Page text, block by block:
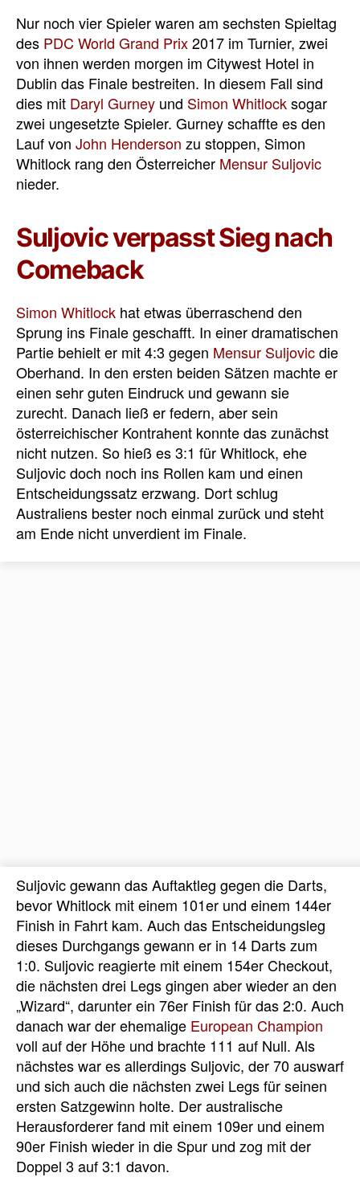
Nur noch vier Spieler waren am sechsten Spieltag
des PDC World Grand Prix2017 im Turnier, zwei
von ihnen werden morgen im Citywest Hotel in
Dublin das Finale bestreiten. In diesem Fall sind
dies mit Daryl Gurney und Simon Whitlocksogar
zwei ungesetzte Spieler. Gurney schaffte es den
Lauf von John Henderson zu stoppen, Simon
Whitlock rang den Österreicher Mensur Suljovic
nieder.
Suljovic verpasst Sieg nach
Comeback
Simon Whitlock hat etwas überraschend den
Sprung ins Finale geschafft. In einer dramatischen
Partie behielt er mit 4:3 gegen Mensur Suljovicdie
Oberhand. In den ersten beiden Sätzen machte er
einen sehr guten Eindruck und gewann sie
zurecht. Danach ließ er federn, aber sein
österreichischer Kontrahent konnte das zunächst
nicht nutzen. So hieß es 3:1 für Whitlock, ehe
Suljovic doch noch ins Rollen kam und einen
Entscheidungssatz erzwang. Dort schlug
Australiens bester noch einmal zurück und steht
am Ende nicht unverdient im Finale.
Suljovic gewann das Auftaktleg gegen die Darts,
bevor Whitlock mit einem 101er und einem 144er
Finish in Fahrt kam. Auch das Entscheidungsleg
dieses Durchgangs gewann er in 14 Darts zum
1:0. Suljovic reagierte mit einem 154er Checkout,
die nächsten drei Legs gingen aber wieder an den
„Wizard“, darunter ein 76er Finish für das 2:0. Auch
danach war der ehemalige European Champion
voll auf der Höhe und brachte 111 auf Null. Als
nächstes war es allerdings Suljovic, der 70 auswarf
und sich auch die nächsten zwei Legs für seinen
ersten Satzgewinn holte. Der australische
Herausforderer fand mit einem 109er und einem
90er Finish wieder in die Spur und zog mit der
Doppel 3 auf 3:1 davon.